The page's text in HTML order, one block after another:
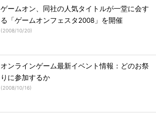
ゲームオン、同社の人気タイトルが一堂に会す
る「ゲームオンフェスタ2008」を開催
(2008/10/20)
オンラインゲーム最新イベント情報：どのお祭
りに参加するか
(2008/10/16)